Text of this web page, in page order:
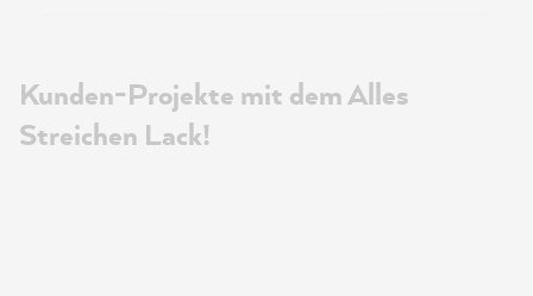
Kunden-Projekte mit dem Alles
Streichen Lack!